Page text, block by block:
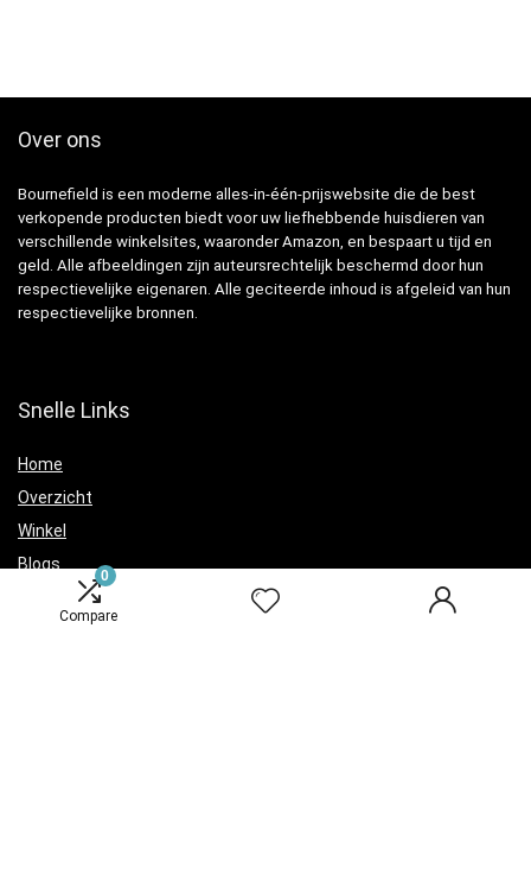
0
Compare
Over ons
Bournefield is een moderne alles-in-één-prijswebsite die de best
verkopende producten biedt voor uw liefhebbende huisdieren van
verschillende winkelsites, waaronder Amazon, en bespaart u tijd en
geld. Alle afbeeldingen zijn auteursrechtelijk beschermd door hun
respectievelijke eigenaren. Alle geciteerde inhoud is afgeleid van hun
respectievelijke bronnen.
Snelle Links
Home
Overzicht
Winkel
Blogs
Verklaringen